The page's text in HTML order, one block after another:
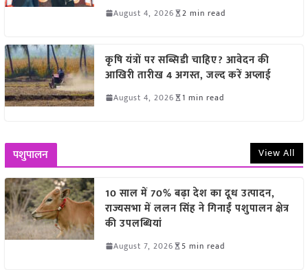
August 4, 2026 2 min read
कृषि यंत्रों पर सब्सिडी चाहिए? आवेदन की
आखिरी तारीख 4 अगस्त, जल्द करें अप्लाई
August 4, 2026 1 min read
पशुपालन View All
10 साल में 70% बढ़ा देश का दूध उत्पादन,
राज्यसभा में ललन सिंह ने गिनाईं पशुपालन क्षेत्र
की उपलब्धियां
August 7, 2026 5 min read